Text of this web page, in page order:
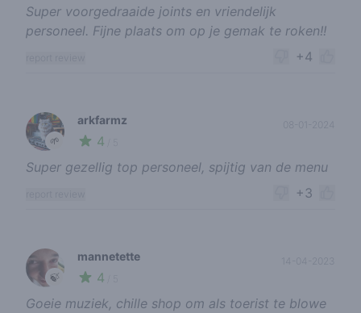
Super voorgedraaide joints en vriendelijk
personeel. Fijne plaats om op je gemak te roken!!
+4
🌱
arkfarmz
4
Super gezellig top personeel, spijtig van de menu
+3
🍃
mannetette
4
14-04-2023
Goeie muziek, chille shop om als toerist te blowe